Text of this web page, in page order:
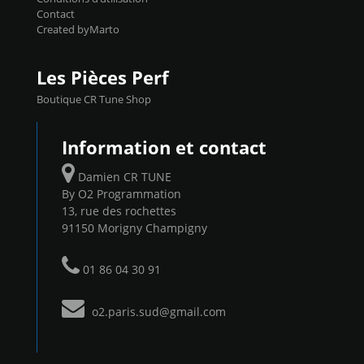
Contact
Created byMarto
Les Pièces Perf
Boutique CR Tune Shop
Information et contact
Damien CR TUNE
By O2 Programmation
13, rue des rochettes
91150 Morigny Champigny
01 86 04 30 91
o2.paris.sud@gmail.com